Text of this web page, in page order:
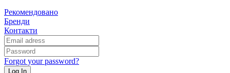
Рекомендовано
Бренди
Контакти
Forgot your password?
Log In